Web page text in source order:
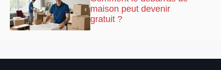
maison peut devenir
gratuit ?